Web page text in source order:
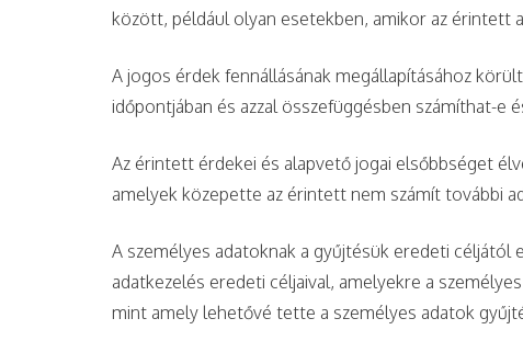
között, például olyan esetekben, amikor az érintett
A jogos érdek fennállásának megállapításához
időpontjában és azzal összefüggésben számíthat-e
Az érintett érdekei és alapvető jogai elsőbbséget
amelyek közepette az érintett nem számít további
A személyes adatoknak a gyűjtésük eredeti
adatkezelés eredeti céljaival, amelyekre a
mint amely lehetővé tette a személyes adatok